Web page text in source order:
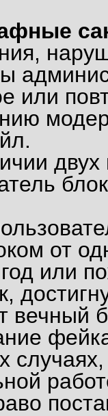
или
от
или
вечный
случаях,